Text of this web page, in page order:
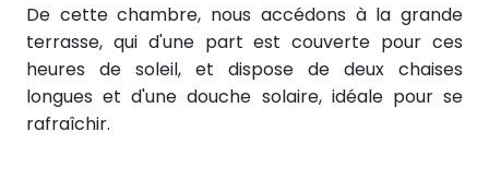
De cette chambre, nous accédons à la grande
terrasse, qui d'une part est couverte pour ces
heures de soleil, et dispose de deux chaises
longues et d'une douche solaire, idéale pour se
rafraîchir.